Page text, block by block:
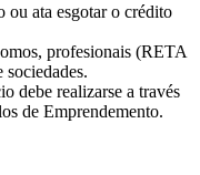
ou ata esgotar o crédito
profesionais (RETA
sociedades.
debe realizarse a través
de Emprendemento.